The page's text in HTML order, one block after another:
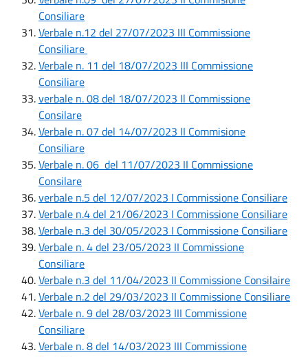
Consiliare
Verbale n.12 del 27/07/2023 III Commissione
Consiliare
Verbale n. 11 del 18/07/2023 III Commissione
Consiliare
verbale n. 08 del 18/07/2023 Il Commissione
Consilare
Verbale n. 07 del 14/07/2023 II Commisione
Consiliare
Verbale n. 06 del 11/07/2023 II Commissione
Consilare
verbale n.5 del 12/07/2023 I Commissione Consiliare
Verbale n.4 del 21/06/2023 I Commissione Consiliare
Verbale n.3 del 30/05/2023 I Commissione Consiliare
Verbale n. 4 del 23/05/2023 II Commissione
Consiliare
Verbale n.3 del 11/04/2023 II Commissione Consilaire
Verbale n.2 del 29/03/2023 II Commissione Consiliare
Verbale n. 9 del 28/03/2023 III Commissione
Consiliare
Verbale n. 8 del 14/03/2023 III Commissione